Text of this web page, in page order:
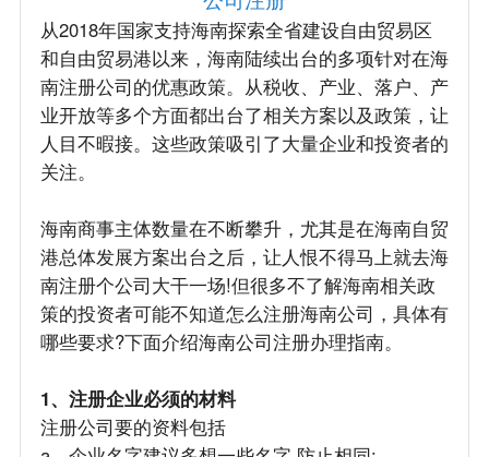
从2018年国家支持海南探索全省建设自由贸易区
和自由贸易港以来，海南陆续出台的多项针对在海
南注册公司的优惠政策。从税收、产业、落户、产
业开放等多个方面都出台了相关方案以及政策，让
人目不暇接。这些政策吸引了大量企业和投资者的
关注。
海南商事主体数量在不断攀升，尤其是在海南自贸
港总体发展方案出台之后，让人恨不得马上就去海
南注册个公司大干一场!但很多不了解海南相关政
策的投资者可能不知道怎么注册海南公司，具体有
哪些要求?下面介绍海南公司注册办理指南。
1、注册企业必须的材料
注册公司要的资料包括